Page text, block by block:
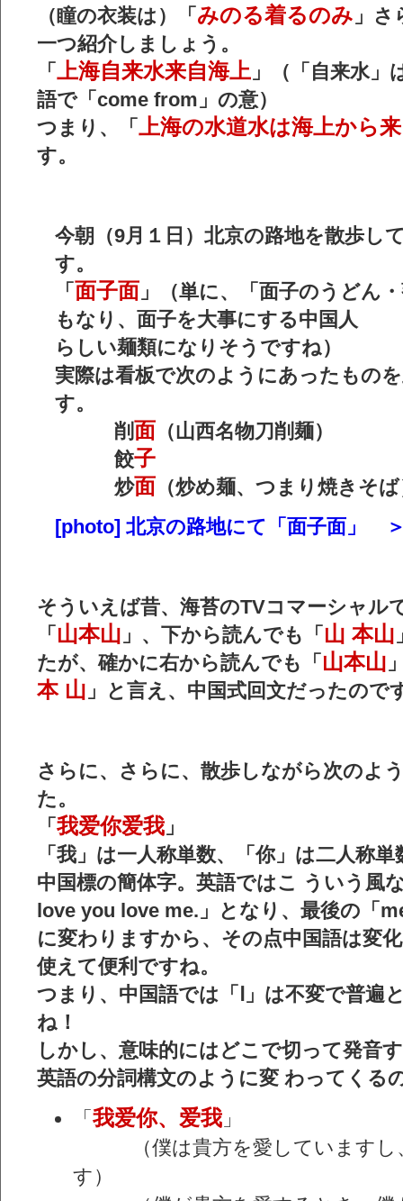
（瞳の衣装は）「 みのる着るのみ 」
一つ紹介しましょう。
「 上海自来水来自海上 」（「自来水」
語で「come from」の意）
つまり、「 上海の水道水は海上から
す。
今朝（9月１日）北京の路地を散歩し
す。
「 面子面 」（単に、「面子のうどん
もなり、面子を大事にする中国人
らしい麺類になりそうですね）
実際は看板で次のようにあったもの
す。
削面 （山西名物刀削麺）
餃子
炒面 （炒め麺、つまり焼きそ
[photo] 北京の路地にて「面子面」
そういえば昔、海苔のTVコマーシャル
「 山本山 」、下から読んでも「 山 本山
たが、確かに右から読んでも「 山本山
本 山 」と言え、中国式回文だったので
さらに、さらに、散歩しながら次のよ
た。
「 我爱你爱我 」
「我」は一人称単数、「你」は二人称
中国標の簡体字。英語ではこ ういう
love you love me.」となり、最後の「
に変わりますから、その点中国語は変
使えて便利ですね。
つまり、中国語では「Ⅰ」は不変で普遍
ね！
しかし、意味的にはどこで切って発音
英語の分詞構文のように変 わってくる
「 我爱你、爱我 」
（僕は貴方を愛していますし
す）